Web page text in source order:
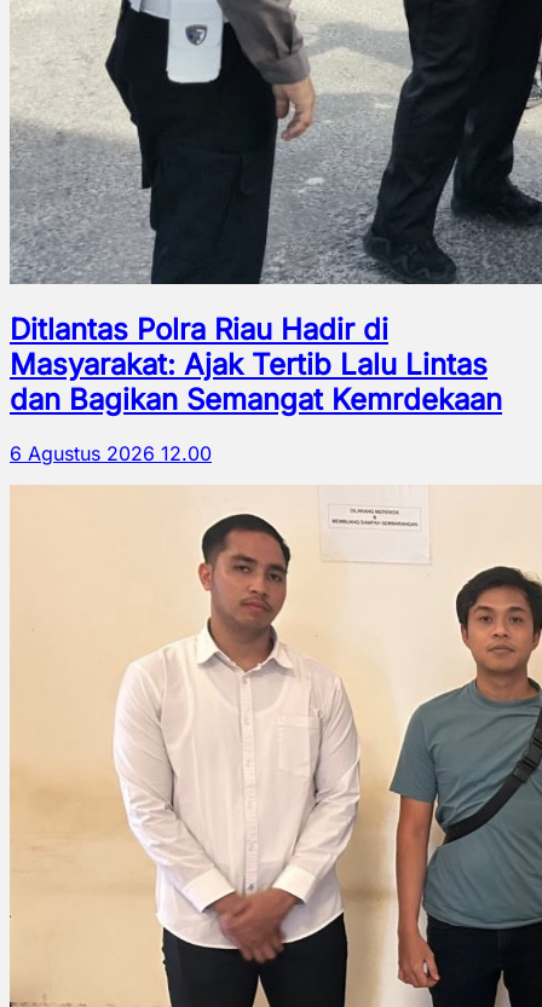
Ditlantas Polra Riau Hadir di
Masyarakat: Ajak Tertib Lalu Lintas
dan Bagikan Semangat Kemrdekaan
6 Agustus 2026 12.00